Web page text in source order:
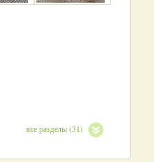
все разделы (31)